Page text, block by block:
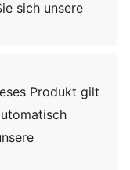
sich unsere
Produkt gilt